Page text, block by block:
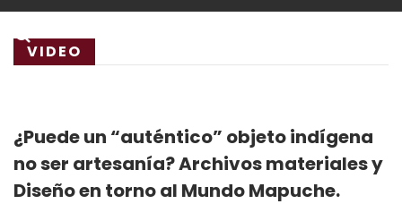
VIDEO
¿Puede un “auténtico” objeto indígena
no ser artesanía? Archivos materiales y
Diseño en torno al Mundo Mapuche.